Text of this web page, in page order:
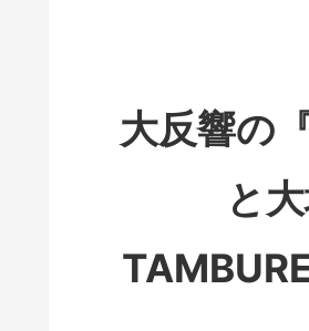
大反響の
と